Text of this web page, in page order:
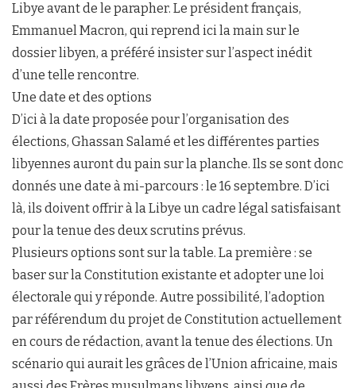
Libye avant de le parapher. Le président français,
Emmanuel Macron, qui reprend ici la main sur le
dossier libyen, a préféré insister sur l’aspect inédit
d’une telle rencontre.
Une date et des options
D’ici à la date proposée pour l’organisation des
élections, Ghassan Salamé et les différentes parties
libyennes auront du pain sur la planche. Ils se sont donc
donnés une date à mi-parcours : le 16 septembre. D’ici
là, ils doivent offrir à la Libye un cadre légal satisfaisant
pour la tenue des deux scrutins prévus.
Plusieurs options sont sur la table. La première : se
baser sur la Constitution existante et adopter une loi
électorale qui y réponde. Autre possibilité, l’adoption
par référendum du projet de Constitution actuellement
en cours de rédaction, avant la tenue des élections. Un
scénario qui aurait les grâces de l’Union africaine, mais